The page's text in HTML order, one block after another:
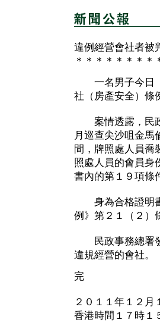
違例經營會社者被
＊＊＊＊＊＊＊＊
一名男子今日（
社（房產安全）條
案情透露，民政
月巡查尖沙咀金馬
間，牌照處人員喬
照處人員的會員身
書內的第１９項條
身為合格證明書
例》第２１（２）
民政事務總署發
違規經營的會社。
完
２０１１年１２月
香港時間１７時１